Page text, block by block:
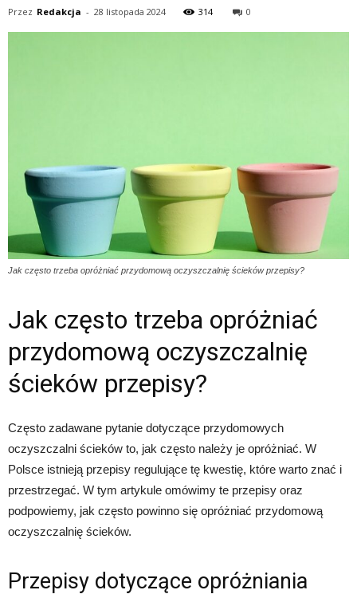
Przez Redakcja - 28 listopada 2024 314 0
Jak często trzeba opróżniać przydomową oczyszczalnię ścieków przepisy?
Jak często trzeba opróżniać
przydomową oczyszczalnię
ścieków przepisy?
Często zadawane pytanie dotyczące przydomowych
oczyszczalni ścieków to, jak często należy je opróżniać. W
Polsce istnieją przepisy regulujące tę kwestię, które warto znać i
przestrzegać. W tym artykule omówimy te przepisy oraz
podpowiemy, jak często powinno się opróżniać przydomową
oczyszczalnię ścieków.
Przepisy dotyczące opróżniania